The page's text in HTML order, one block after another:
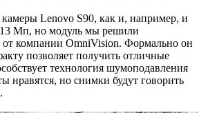
Lenovo S90, как и, например, и
13 Мп, но модуль мы решили
от компании OmniVision. Формально он
позволяет получить отличные
технология шумоподавления
нравятся, но снимки будут говорить